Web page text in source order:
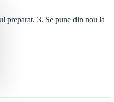
preparat. 3. Se pune din nou la